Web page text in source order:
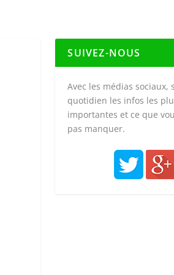
SUIVEZ-NOUS
Avec les médias sociaux,
quotidien les infos les
importantes et ce que
pas manquer.